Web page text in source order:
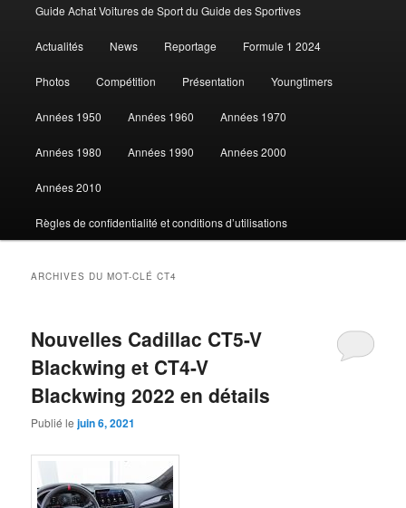
au
contenu
au
contenu
Guide Achat Voitures de Sport du Guide des Sportives
Actualités News Reportage Formule 1 2024
Photos Compétition Présentation Youngtimers
Années 1950 Années 1960 Années 1970
Années 1980 Années 1990 Années 2000
Années 2010
Règles de confidentialité et conditions d’utilisations
ARCHIVES DU MOT-CLÉCT4
Nouvelles Cadillac CT5-V
Blackwing et CT4-V
Blackwing 2022 en détails
Publié lejuin 6, 2021